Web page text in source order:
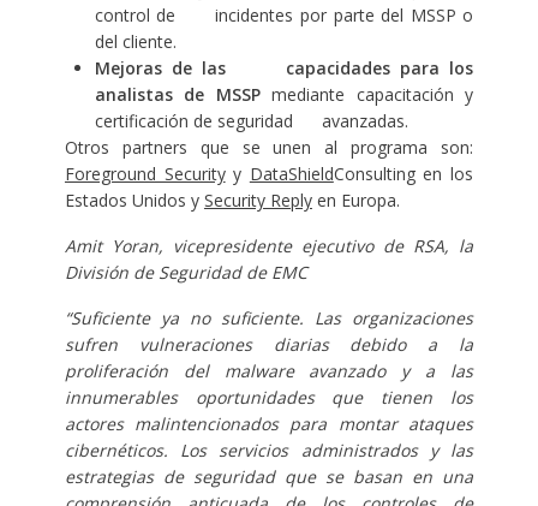
control de incidentes por parte del MSSP o
del cliente.
Mejoras de las capacidades para los
analistas de MSSPmediante capacitación y
certificación de seguridad avanzadas.
Otros partners que se unen al programa son:
Foreground Securityy DataShieldConsulting en los
Estados Unidos y Security Replyen Europa.
Amit Yoran, vicepresidente ejecutivo de RSA, la
División de Seguridad de EMC
“Suficiente ya no suficiente. Las organizaciones
sufren vulneraciones diarias debido a la
proliferación del malware avanzado y a las
innumerables oportunidades que tienen los
actores malintencionados para montar ataques
cibernéticos. Los servicios administrados y las
estrategias de seguridad que se basan en una